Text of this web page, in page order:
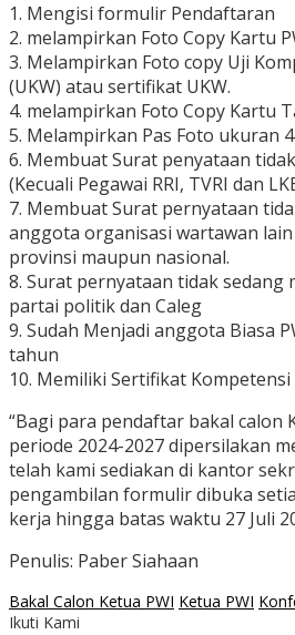
1. Mengisi formulir Pendaftaran
2. melampirkan Foto Copy Kartu
3. Melampirkan Foto copy Uji
(UKW) atau sertifikat UKW.
4. melampirkan Foto Copy Kartu
5. Melampirkan Pas Foto ukuran
6. Membuat Surat penyataan
(Kecuali Pegawai RRI, TVRI dan
7. Membuat Surat pernyataan
anggota organisasi wartawan
provinsi maupun nasional.
8. Surat pernyataan tidak sedang
partai politik dan Caleg
9. Sudah Menjadi anggota Biasa
tahun
10. Memiliki Sertifikat
“Bagi para pendaftar bakal calon
periode 2024-2027 dipersilakan
telah kami sediakan di kantor
pengambilan formulir dibuka
kerja hingga batas waktu 27 Juli
Penulis: Paber Siahaan
Bakal Calon Ketua PWI Ketua PWI
Ikuti Kami